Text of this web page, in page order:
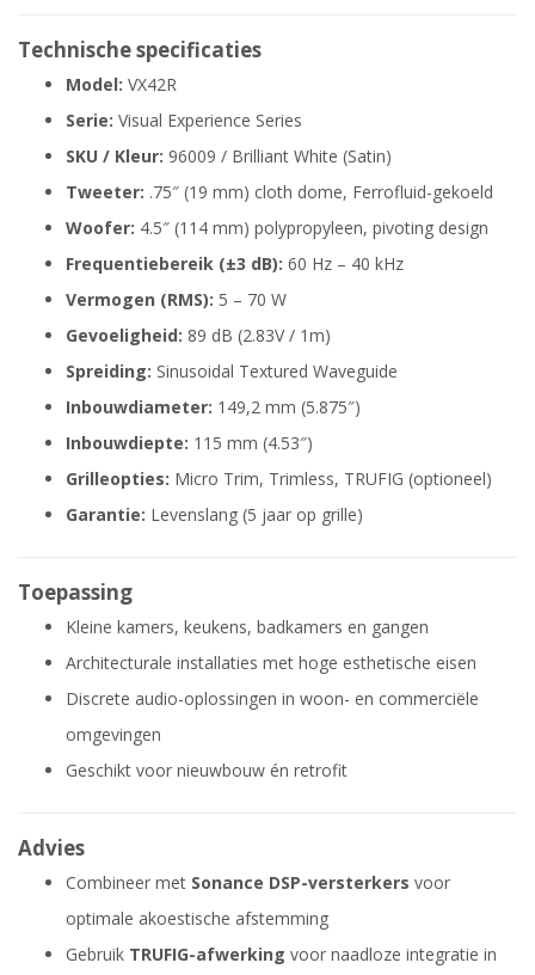
Technische specificaties
Model: VX42R
Serie: Visual Experience Series
SKU / Kleur: 96009 / Brilliant White (Satin)
Tweeter: .75″ (19 mm) cloth dome, Ferrofluid-gekoeld
Woofer: 4.5″ (114 mm) polypropyleen, pivoting design
Frequentiebereik (±3 dB): 60 Hz – 40 kHz
Vermogen (RMS): 5 – 70 W
Gevoeligheid: 89 dB (2.83V / 1m)
Spreiding: Sinusoidal Textured Waveguide
Inbouwdiameter: 149,2 mm (5.875″)
Inbouwdiepte: 115 mm (4.53″)
Grilleopties: Micro Trim, Trimless, TRUFIG (optioneel)
Garantie: Levenslang (5 jaar op grille)
Toepassing
Kleine kamers, keukens, badkamers en gangen
Architecturale installaties met hoge esthetische eisen
Discrete audio-oplossingen in woon- en commerciële
omgevingen
Geschikt voor nieuwbouw én retrofit
Advies
Combineer met Sonance DSP-versterkers voor
optimale akoestische afstemming
Gebruik TRUFIG-afwerking voor naadloze integratie in